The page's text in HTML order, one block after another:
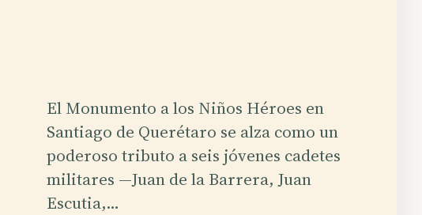
El Monumento a los Niños Héroes en
Santiago de Querétaro se alza como un
poderoso tributo a seis jóvenes cadetes
militares —Juan de la Barrera, Juan
Escutia,…